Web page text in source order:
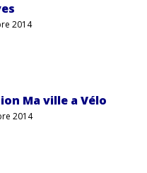
2014
Ma ville a Vélo
2014